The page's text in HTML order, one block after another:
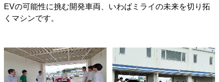
EVの可能性に挑む開発車両、いわばミライの未来を切り拓
くマシンです。